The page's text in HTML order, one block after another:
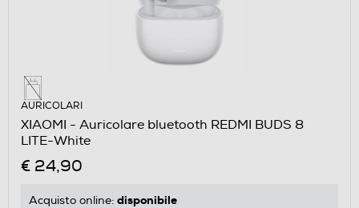
AURICOLARI
XIAOMI - Auricolare bluetooth REDMI BUDS 8
LITE-White
€ 24,90
Acquisto online: disponibile